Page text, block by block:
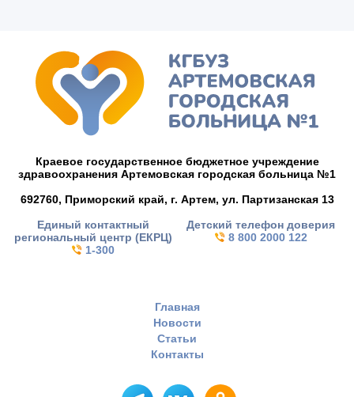
Краевое государственное бюджетное учреждение
здравоохранения Артемовская городская больница №1
692760, Приморский край, г. Артем, ул. Партизанская 13
Единый контактный
региональный центр (ЕКРЦ)
1-300
Детский телефон доверия
8 800 2000 122
Главная
Новости
Статьи
Контакты